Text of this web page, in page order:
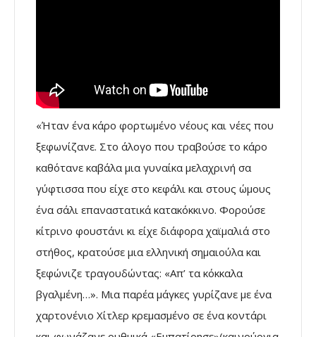
«Ήταν ένα κάρο φορτωμένο νέους και νέες που
ξεφωνίζανε. Στο άλογο που τραβούσε το κάρο
καθότανε καβάλα μια γυναίκα μελαχρινή σα
γύφτισσα που είχε στο κεφάλι και στους ώμους
ένα σάλι επαναστατικά κατακόκκινο. Φορούσε
κίτρινο φουστάνι κι είχε διάφορα χαϊμαλιά στο
στήθος, κρατούσε μια ελληνική σημαιούλα και
ξεφώνιζε τραγουδώντας: «Απ’ τα κόκκαλα
βγαλμένη…». Μια παρέα μάγκες γυρίζανε με ένα
χαρτονένιο Χίτλερ κρεμασμένο σε ένα κοντάρι